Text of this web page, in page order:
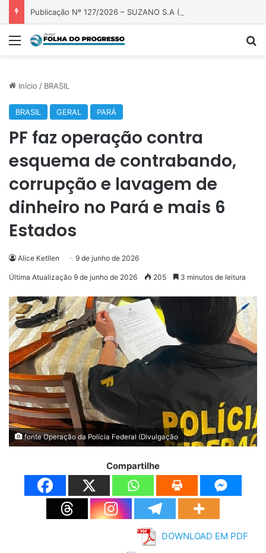
Menu
Início / BRASIL
BRASIL GERAL PARÁ
PF faz operação contra
esquema de contrabando,
corrupção e lavagem de
dinheiro no Pará e mais 6
Estados
Alice Ketllen 9 de junho de 2026
Última Atualização 9 de junho de 2026 205 3 minutos de leitura
fonte Operação da Polícia Federal (Divulgação
Compartilhe
DOWNLOAD EM PDF